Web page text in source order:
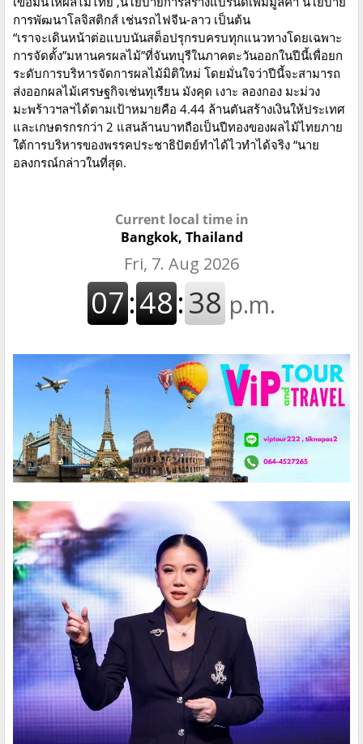
การพัฒนาโลจิสติกส์ เช่นรถไฟจีน-ลาว เป็นต้น
“เราจะเดินหน้าต่อแบบนันสต็อปรุกรบครบทุกแนวทางโดยเฉพาะ
การจัดตั้ง”มหานครผลไม้”ที่จันทบุรีในภาคตะวันออกในปีนี้เพื่อยก
ระดับการบริหารจัดการผลไม้มิติใหม่ โดยมั่นใจว่าปีนี้จะสามารถ
ส่งออกผลไม้เศรษฐกิจเช่นทุเรียน มังคุด เงาะ ลองกอง มะม่วง
มะพร้าวฯลฯได้ตามเป้าหมายคือ 4.44 ล้านตันสร้างเงินให้ประเทศ
และเกษตรกรกว่า 2 แสนล้านบาทถือเป็นปีทองของผลไม้ไทยภาย
ใต้การบริหารของพรรคประชาธิปัตย์ทำได้ไวทำได้จริง “นาย
อลงกรณ์กล่าวในที่สุด.
Current local time in
Bangkok, Thailand